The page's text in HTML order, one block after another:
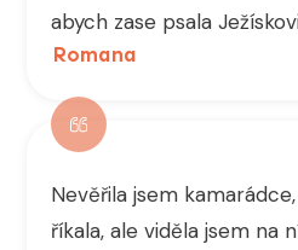
abych zase psala
Romana
Nevěřila jsem
říkala, ale viděla jsem na